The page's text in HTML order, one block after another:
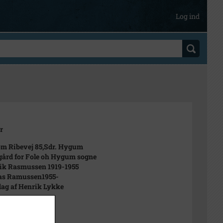
Log ind
Ribevej 85,Sdr. Hygum
for Fole oh Hygum sogne
Rasmussen 1919-1955
Ramussen1955-
af Henrik Lykke